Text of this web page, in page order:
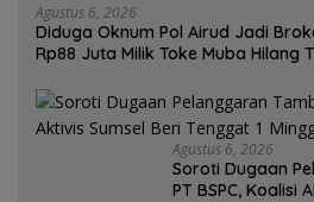
Agustus 6, 2026
Diduga Oknum Pol Airud Jadi
Rp88 Juta Milik Toke Muba Hilang
Agustus 6, 2026
Soroti Dugaan
PT BSPC, Koalisi